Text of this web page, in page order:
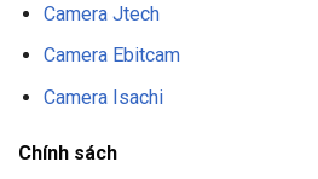
Camera Jtech
Camera Ebitcam
Camera Isachi
Chính sách